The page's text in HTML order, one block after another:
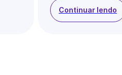
Continuar lendo